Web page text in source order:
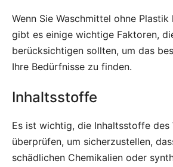
Wenn Sie Waschmittel ohne
gibt es einige wichtige Faktoren,
berücksichtigen sollten, um das
Ihre Bedürfnisse zu finden.
Inhaltsstoffe
Es ist wichtig, die Inhaltsstoffe des
überprüfen, um sicherzustellen,
schädlichen Chemikalien oder